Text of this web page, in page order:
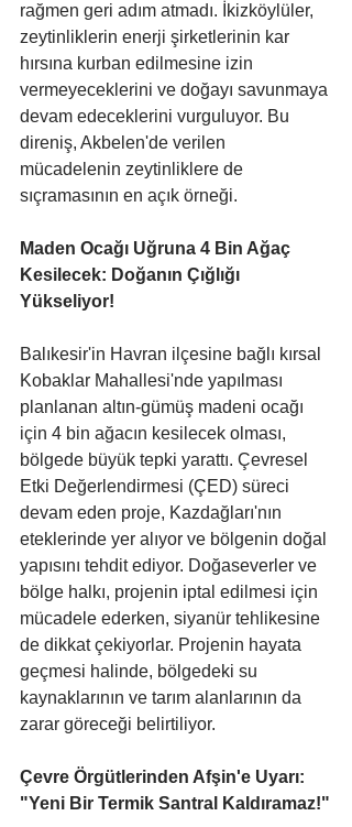
rağmen geri adım atmadı. İkizköylüler,
zeytinliklerin enerji şirketlerinin kar
hırsına kurban edilmesine izin
vermeyeceklerini ve doğayı savunmaya
devam edeceklerini vurguluyor. Bu
direniş, Akbelen'de verilen
mücadelenin zeytinliklere de
sıçramasının en açık örneği.
Maden Ocağı Uğruna 4 Bin Ağaç
Kesilecek: Doğanın Çığlığı
Yükseliyor!
Balıkesir'in Havran ilçesine bağlı kırsal
Kobaklar Mahallesi'nde yapılması
planlanan altın-gümüş madeni ocağı
için 4 bin ağacın kesilecek olması,
bölgede büyük tepki yarattı. Çevresel
Etki Değerlendirmesi (ÇED) süreci
devam eden proje, Kazdağları'nın
eteklerinde yer alıyor ve bölgenin doğal
yapısını tehdit ediyor. Doğaseverler ve
bölge halkı, projenin iptal edilmesi için
mücadele ederken, siyanür tehlikesine
de dikkat çekiyorlar. Projenin hayata
geçmesi halinde, bölgedeki su
kaynaklarının ve tarım alanlarının da
zarar göreceği belirtiliyor.
Çevre Örgütlerinden Afşin'e Uyarı:
"Yeni Bir Termik Santral Kaldıramaz!"